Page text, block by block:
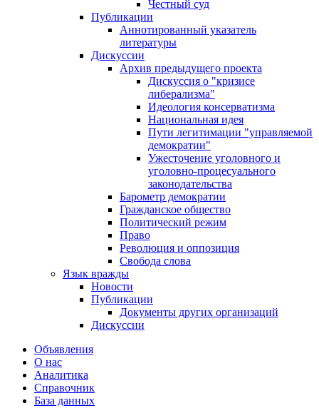
Честный суд
Публикации
Аннотированный указатель
литературы
Дискуссии
Архив предыдущего проекта
Дискуссия о "кризисе
либерализма"
Идеология консерватизма
Национальная идея
Пути легитимации "управляемой
демократии"
Ужесточение уголовного и
уголовно-процесуального
законодательства
Барометр демократии
Гражданское общество
Политический режим
Право
Революция и оппозиция
Свобода слова
Язык вражды
Новости
Публикации
Документы других организаций
Дискуссии
Объявления
О нас
Аналитика
Справочник
База данных